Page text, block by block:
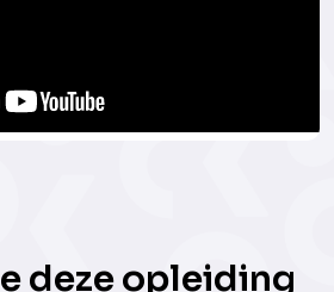
deze opleiding